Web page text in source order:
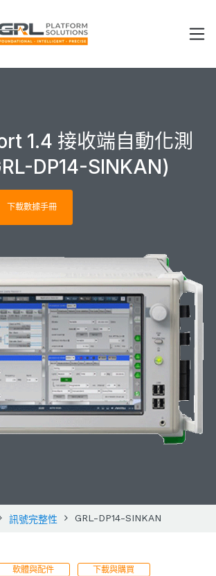
1.4 接收端自動化測
DP14-SINKAN)
下載數據手冊
訊號完整性 GRL-DP14-SINKAN
軟體與配件 下載與購買